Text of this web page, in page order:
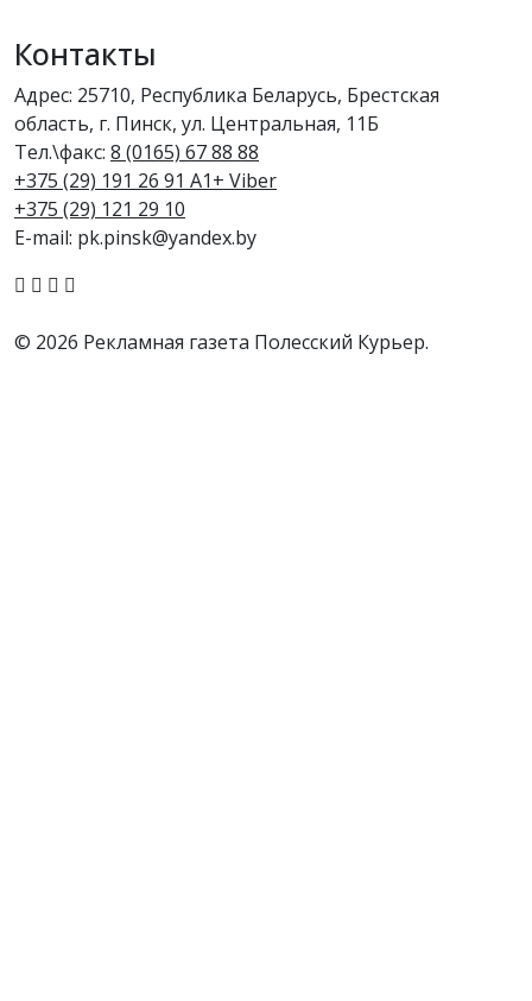
Контакты
Адрес: 25710, Республика Беларусь, Брестская
область, г. Пинск, ул. Центральная, 11Б
Тел.\факс: 8 (0165) 67 88 88
+375 (29) 191 26 91 A1+ Viber
+375 (29) 121 29 10
E-mail: pk.pinsk@yandex.by
© 2026 Рекламная газета Полесский Курьер.